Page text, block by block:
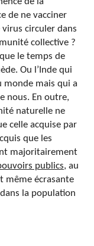
de ne vacciner
circuler dans
collective ?
le temps de
Ou l’Inde qui
monde mais qui a
nous. En outre,
naturelle ne
celle acquise par
que les
majoritairement
publics, au
même écrasante
la population